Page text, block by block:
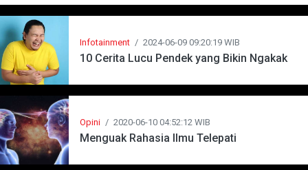
Infotainment / 2024-06-09 09:20:19 WIB
10 Cerita Lucu Pendek yang Bikin Ngakak
Opini / 2020-06-10 04:52:12 WIB
Menguak Rahasia Ilmu Telepati